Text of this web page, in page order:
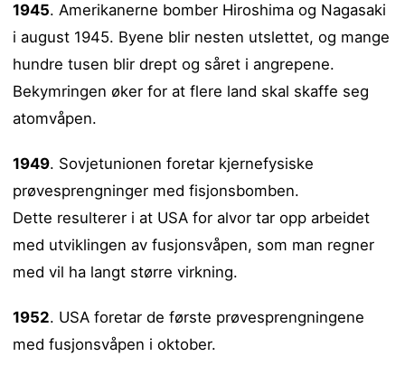
1945. Amerikanerne bomber Hiroshima og Nagasaki
i august 1945. Byene blir nesten utslettet, og mange
hundre tusen blir drept og såret i angrepene.
Bekymringen øker for at flere land skal skaffe seg
atomvåpen.
1949. Sovjetunionen foretar kjernefysiske
prøvesprengninger med fisjonsbomben.
Dette resulterer i at USA for alvor tar opp arbeidet
med utviklingen av fusjonsvåpen, som man regner
med vil ha langt større virkning.
1952. USA foretar de første prøvesprengningene
med fusjonsvåpen i oktober.